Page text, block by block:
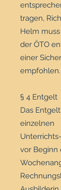
tragen,
Helm
der ÖTO
einer
empfohlen.
§ 4 Entgelt
Das
einzelnen
vor Beginn